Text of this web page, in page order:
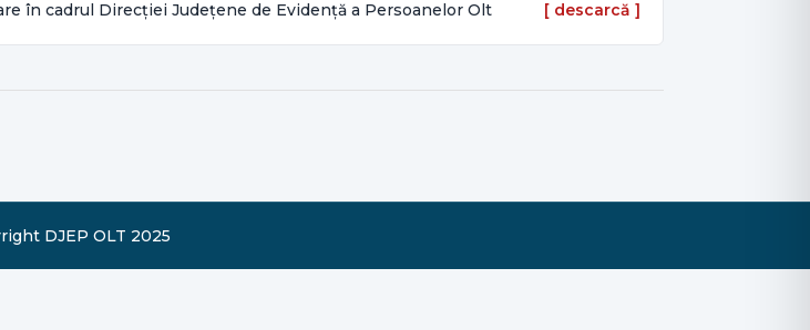
în cadrul Direcției Județene de Evidență a Persoanelor Olt